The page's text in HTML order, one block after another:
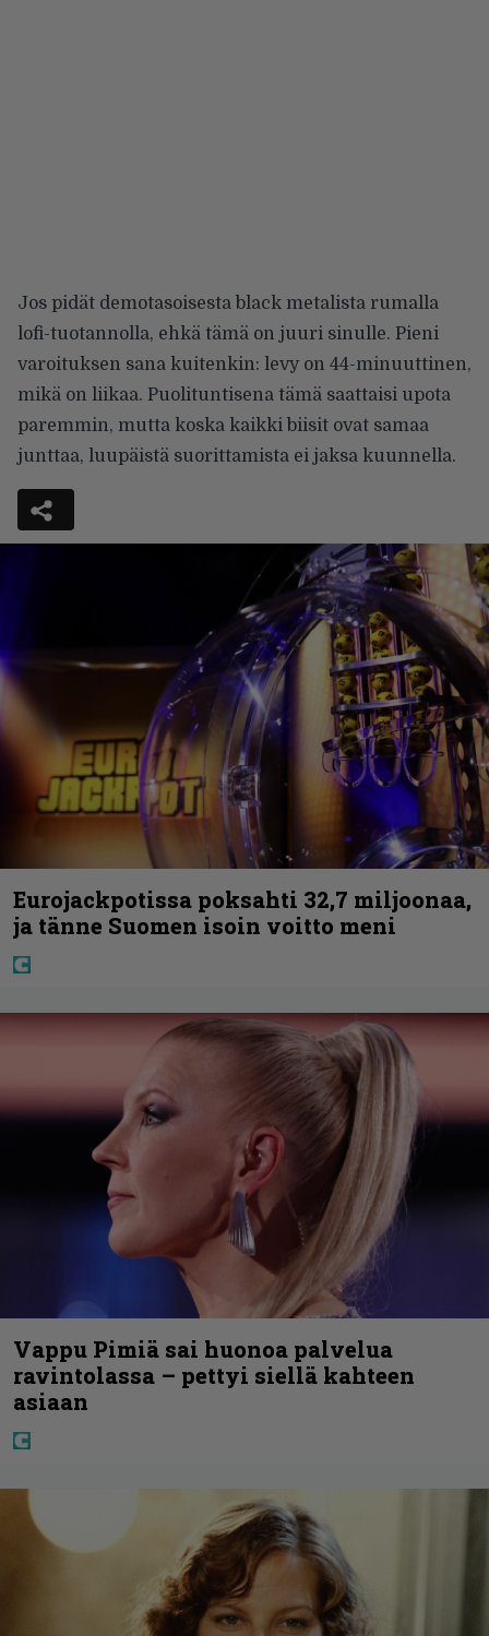
Jos pidät demotasoisesta black metalista rumalla
lofi-tuotannolla, ehkä tämä on juuri sinulle. Pieni
varoituksen sana kuitenkin: levy on 44-minuuttinen,
mikä on liikaa. Puolituntisena tämä saattaisi upota
paremmin, mutta koska kaikki biisit ovat samaa
junttaa, luupäistä suorittamista ei jaksa kuunnella.
Eurojackpotissa poksahti 32,7 miljoonaa,
ja tänne Suomen isoin voitto meni
Vappu Pimiä sai huonoa palvelua
ravintolassa – pettyi siellä kahteen
asiaan